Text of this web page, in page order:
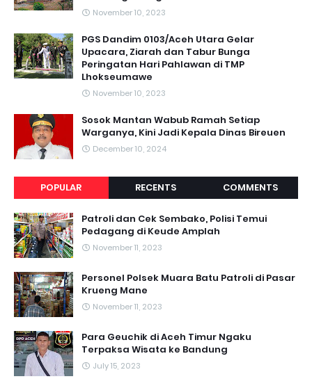
November 10, 2023
PGS Dandim 0103/Aceh Utara Gelar
Upacara, Ziarah dan Tabur Bunga
Peringatan Hari Pahlawan di TMP
Lhokseumawe
November 10, 2023
Sosok Mantan Wabub Ramah Setiap
Warganya, Kini Jadi Kepala Dinas Bireuen
December 10, 2024
POPULAR RECENTS COMMENTS
Patroli dan Cek Sembako, Polisi Temui
Pedagang di Keude Amplah
November 11, 2023
Personel Polsek Muara Batu Patroli di Pasar
Krueng Mane
November 11, 2023
Para Geuchik di Aceh Timur Ngaku
Terpaksa Wisata ke Bandung
July 15, 2023